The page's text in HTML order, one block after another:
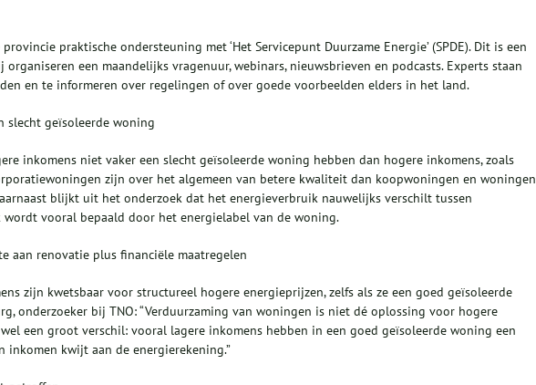
praktische ondersteuning met ‘Het Servicepunt Duurzame Energie’ (SPDE). Dit is een
een maandelijks vragenuur, webinars, nieuwsbrieven en podcasts. Experts staan
en te informeren over regelingen of over goede voorbeelden elders in het land.
slecht geïsoleerde woning
inkomens niet vaker een slecht geïsoleerde woning hebben dan hogere inkomens, zoals
zijn over het algemeen van betere kwaliteit dan koopwoningen en woningen
blijkt uit het onderzoek dat het energieverbruik nauwelijks verschilt tussen
wordt vooral bepaald door het energielabel van de woning.
aan renovatie plus financiële maatregelen
zijn kwetsbaar voor structureel hogere energieprijzen, zelfs als ze een goed geïsoleerde
onderzoeker bij TNO: “Verduurzaming van woningen is niet dé oplossing voor hogere
een groot verschil: vooral lagere inkomens hebben in een goed geïsoleerde woning een
kwijt aan de energierekening.”